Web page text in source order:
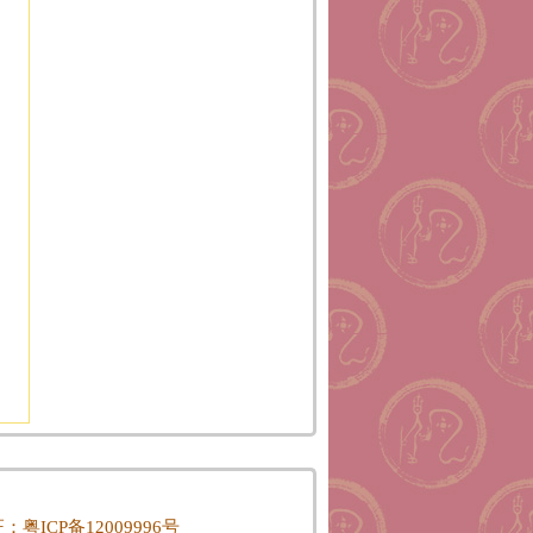
粤ICP备12009996号